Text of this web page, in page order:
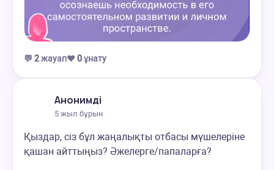
💬 2жауап❤️ 0ұнату
Анонимді
5 жыл бұрын
Қыздар, сіз бұл жаңалықты отбасы мүшелеріне
қашан айттыңыз? Әжелерге/папаларға?